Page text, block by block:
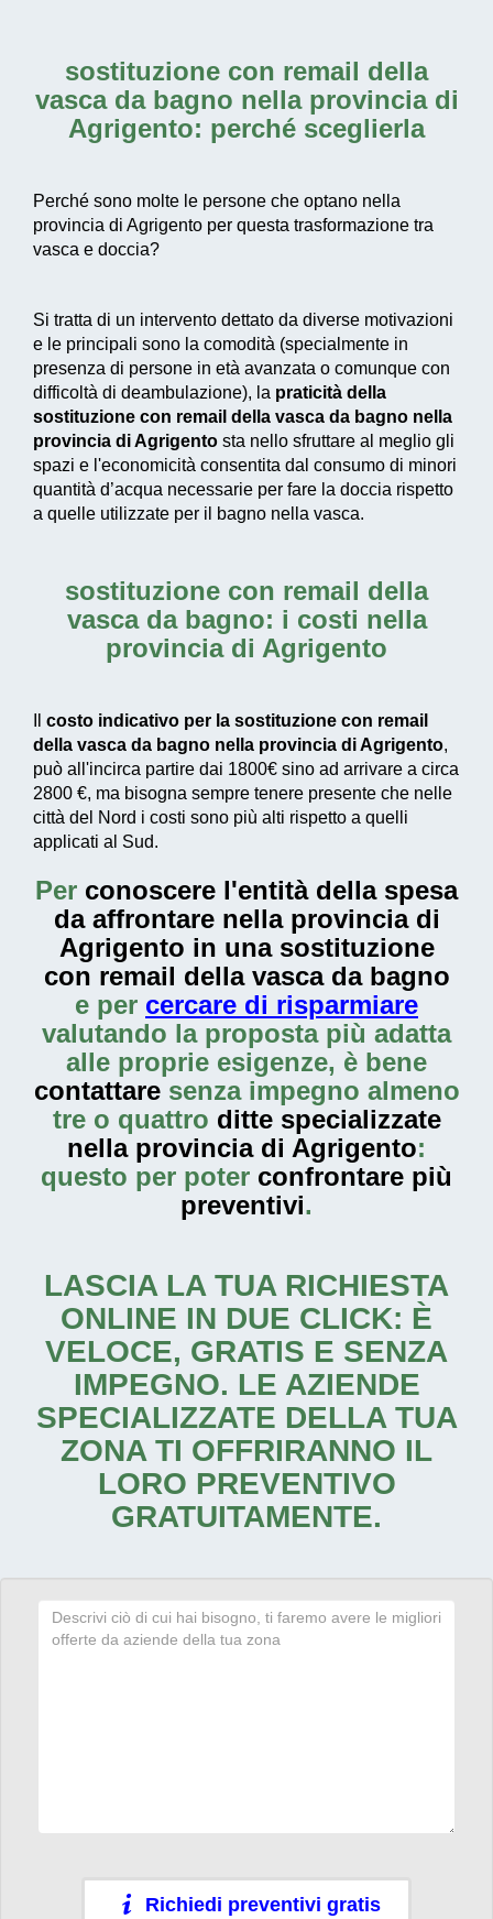
sostituzione con remail della
vasca da bagno nella provincia di
Agrigento: perché sceglierla
Perché sono molte le persone che optano nella
provincia di Agrigento per questa trasformazione tra
vasca e doccia?
Si tratta di un intervento dettato da diverse motivazioni
e le principali sono la comodità (specialmente in
presenza di persone in età avanzata o comunque con
difficoltà di deambulazione), la praticità della
sostituzione con remail della vasca da bagno nella
provincia di Agrigento sta nello sfruttare al meglio gli
spazi e l'economicità consentita dal consumo di minori
quantità d’acqua necessarie per fare la doccia rispetto
a quelle utilizzate per il bagno nella vasca.
sostituzione con remail della
vasca da bagno: i costi nella
provincia di Agrigento
costo indicativo per la sostituzione con remail
della vasca da bagno nella provincia di Agrigento,
può all'incirca partire dai 1800€ sino ad arrivare a circa
2800 €, ma bisogna sempre tenere presente che nelle
città del Nord i costi sono più alti rispetto a quelli
applicati al Sud.
Per conoscere l'entità della spesa
da affrontare nella provincia di
Agrigento in una sostituzione
con remail della vasca da bagno
e per cercare di risparmiare
valutando la proposta più adatta
alle proprie esigenze, è bene
contattaresenza impegno almeno
tre o quattro ditte specializzate
nella provincia di Agrigento:
questo per poter confrontare più
preventivi.
LASCIA LA TUA RICHIESTA
ONLINE IN DUE CLICK: È
VELOCE, GRATIS E SENZA
IMPEGNO. LE AZIENDE
SPECIALIZZATE DELLA TUA
ZONA TI OFFRIRANNO IL
LORO PREVENTIVO
GRATUITAMENTE.
Richiedi preventivi gratis